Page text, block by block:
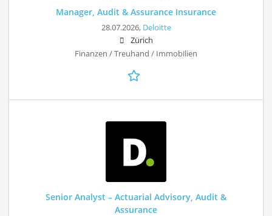
Manager, Audit & Assurance Insurance
28.07.2026, Deloitte
Zürich
Finanzen / Treuhand / Immobilien
Senior Analyst – Actuarial Advisory, Audit &
Assurance